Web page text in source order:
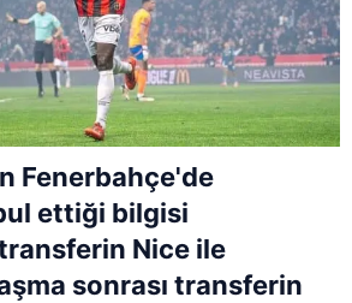
Fenerbahçe'de
ettiği bilgisi
Nice ile
sonrası transferin